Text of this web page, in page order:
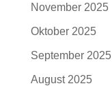
November 2025
Oktober 2025
September 2025
August 2025